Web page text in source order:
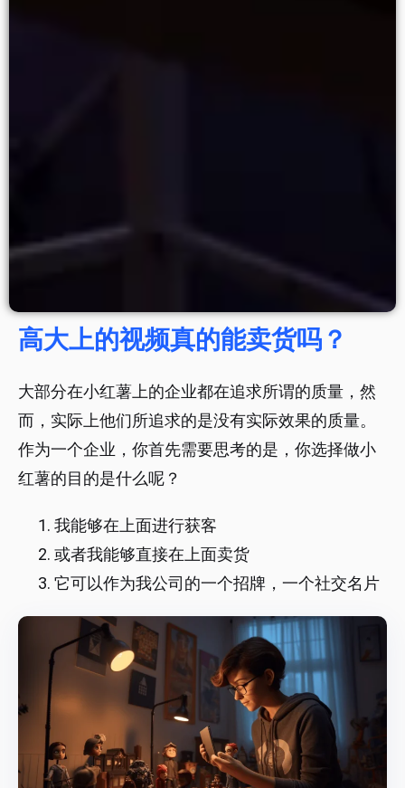
高大上的视频真的能卖货吗？
大部分在小红薯上的企业都在追求所谓的质量，然
而，实际上他们所追求的是没有实际效果的质量。
作为一个企业，你首先需要思考的是，你选择做小
红薯的目的是什么呢？
我能够在上面进行获客
或者我能够直接在上面卖货
它可以作为我公司的一个招牌，一个社交名片